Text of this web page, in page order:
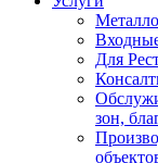
Для
зон,